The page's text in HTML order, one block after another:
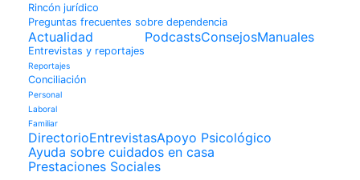
Rincón jurídico
Preguntas frecuentes sobre dependencia
Actualidad
Entrevistas y reportajes
Reportajes
Conciliación
Personal
Laboral
Familiar
PodcastsConsejosManuales
DirectorioEntrevistasApoyo Psicológico
Ayuda sobre cuidados en casa
Prestaciones Sociales